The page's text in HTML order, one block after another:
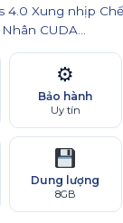
4.0 Xung nhịp
CUDA...
⚙
Bảo hành
Uy tín
Dung lượng
8GB